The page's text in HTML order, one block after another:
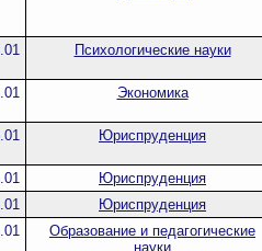
Психологические науки
Экономика
Юриспруденция
Юриспруденция
Юриспруденция
Образование и педагогические
науки